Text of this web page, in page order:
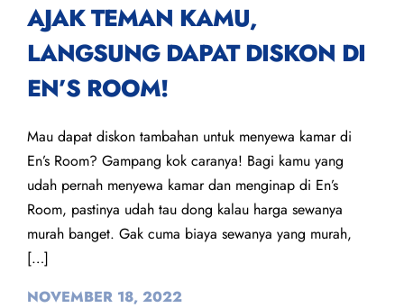
AJAK TEMAN KAMU,
LANGSUNG DAPAT DISKON DI
EN’S ROOM!
Mau dapat diskon tambahan untuk menyewa kamar di
En’s Room? Gampang kok caranya! Bagi kamu yang
udah pernah menyewa kamar dan menginap di En’s
Room, pastinya udah tau dong kalau harga sewanya
murah banget. Gak cuma biaya sewanya yang murah,
[…]
NOVEMBER 18, 2022